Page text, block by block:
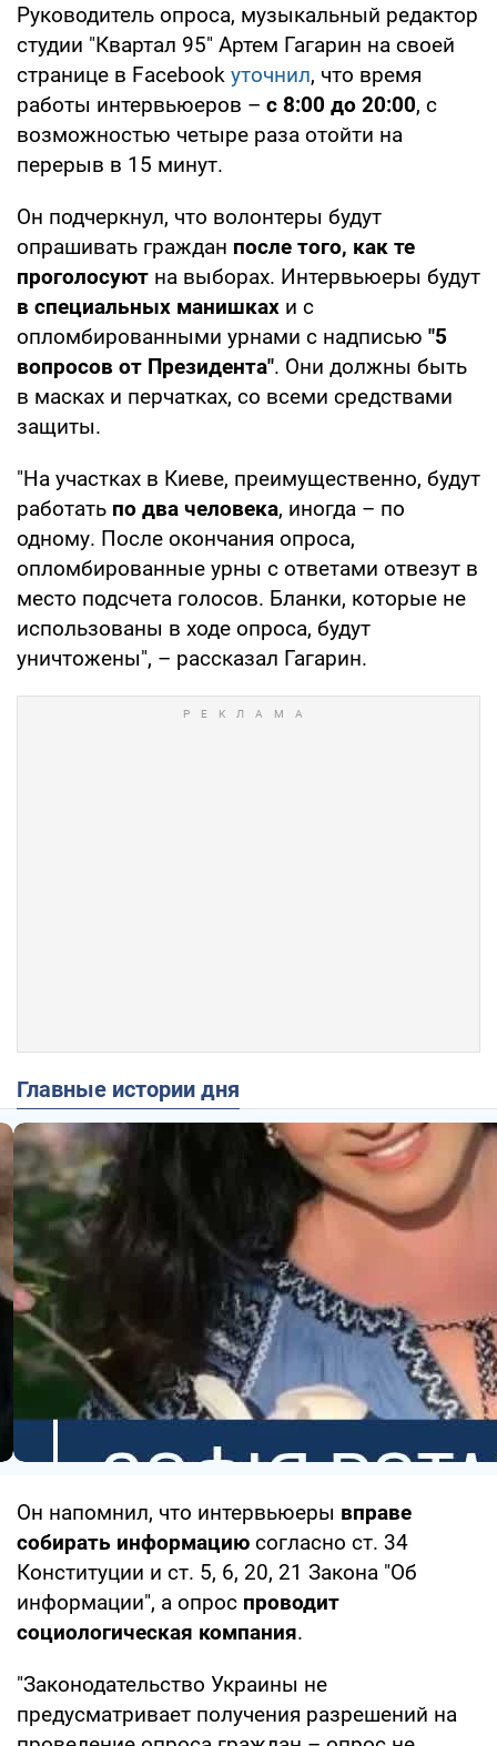
Руководитель опроса, музыкальный редактор
студии "Квартал 95" Артем Гагарин на своей
странице в Facebook уточнил, что время
работы интервьюеров – с 8:00 до 20:00, с
возможностью четыре раза отойти на
перерыв в 15 минут.
Он подчеркнул, что волонтеры будут
опрашивать граждан после того, как те
проголосуют на выборах. Интервьюеры будут
в специальных манишках и с
опломбированными урнами с надписью "5
вопросов от Президента". Они должны быть
в масках и перчатках, со всеми средствами
защиты.
"На участках в Киеве, преимущественно, будут
работать по два человека, иногда – по
одному. После окончания опроса,
опломбированные урны с ответами отвезут в
место подсчета голосов. Бланки, которые не
использованы в ходе опроса, будут
уничтожены", – рассказал Гагарин.
Главные истории дня
Он напомнил, что интервьюеры вправе
собирать информацию согласно ст. 34
Конституции и ст. 5, 6, 20, 21 Закона "Об
информации", а опрос проводит
социологическая компания.
"Законодательство Украины не
предусматривает получения разрешений на